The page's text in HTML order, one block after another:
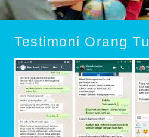
Testimoni Orang